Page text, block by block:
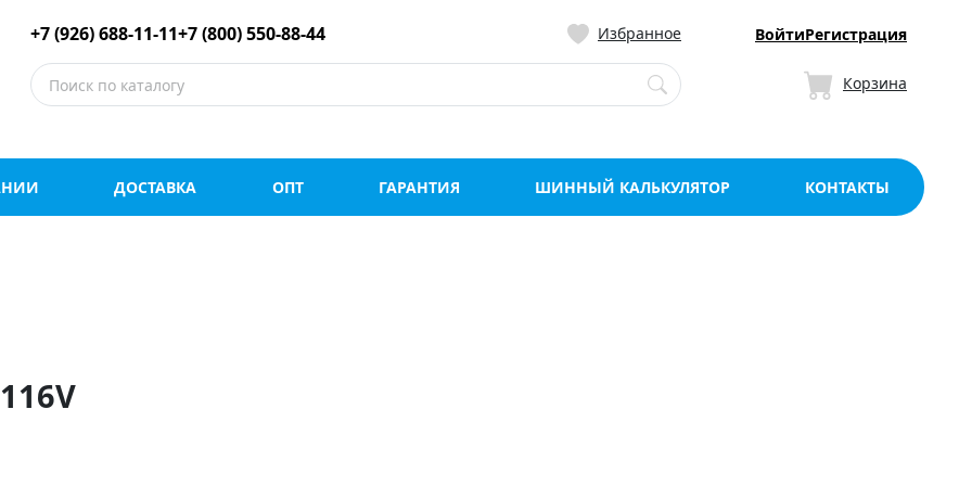
шины оптом и в розницу со склада в
+7 (926) 688-11-11+7 (800) 550-88-44 Избранное ВойтиРегистрация
Корзина
ДОСТАВКА ОПТ ГАРАНТИЯ ШИННЫЙ КАЛЬКУЛЯТОР КОНТАКТЫ